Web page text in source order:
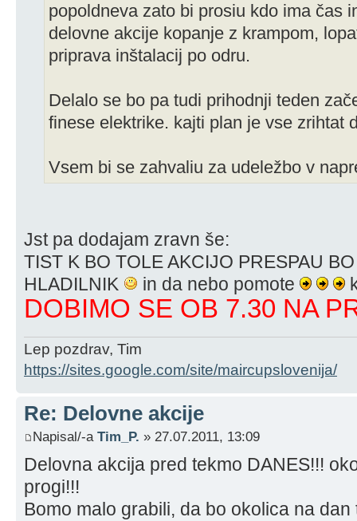
popoldneva zato bi prosiu kdo ima čas
delovne akcije kopanje z krampom,
priprava inštalacij po odru.
Delalo se bo pa tudi prihodnji teden
finese elektrike. kajti plan je vse zrihtat
Vsem bi se zahvaliu za udeležbo v
Jst pa dodajam zravn še:
TIST K BO TOLE AKCIJO PRESPAU
HLADILNIK
in da nebo pomote
DOBIMO SE OB 7.30 NA
Lep pozdrav, Tim
https://sites.google.com/site/maircupslovenija/
Re: Delovne akcije
Napisal/-a Tim_P. » 27.07.2011, 13:09
Delovna akcija pred tekmo DANES!!!
progi!!!
Bomo malo grabili, da bo okolica na